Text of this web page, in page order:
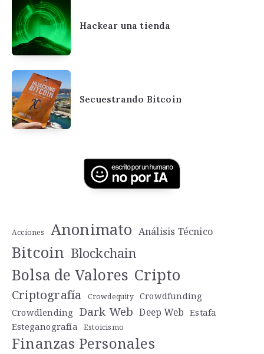
Hackear una tienda
Secuestrando Bitcoin
Acciones Anonimato Análisis Técnico
Bitcoin Blockchain
Bolsa de Valores Cripto
Criptografía Crowdequity
Crowdfunding
Crowdlending Dark Web Deep Web Estafa
Esteganografía
Estoicismo
Finanzas Personales